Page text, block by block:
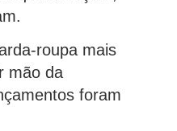
roupa mais
mão da
foram